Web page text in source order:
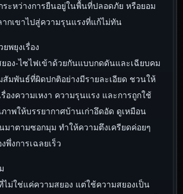
ระหว่างการยืนอยู่ในพื้นที่ปลอดภัย หรือยอม
กเขาไปสู่ความรุนแรงที่แก้ไม่ทัน
พยุงเรื่อง
อง-ไซไฟเข้าด้วยกันแบบกดดันและเฉียบคม
สัมพันธ์ที่ผิดปกติอย่างมีรายละเอียด ชวนให้
องความเหงา ความรุนแรง และการถูกใช้
ภาพให้บรรยากาศบ้านเก่าอึดอัด ดูเหมือน
าตามซอกมุม ทำให้ความตึงเครียดค่อยๆ
พึ่งการเฉลยเร็ว
ม่ใช่แค่ความสยอง แต่ใช้ความสยองเป็น